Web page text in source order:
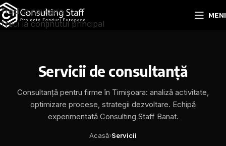
Treci la navigare
Treci la conținutul principal
Servicii de consultanță
Consultanță pentru firme în Timișoara: analiză activitate,
optimizare procese, strategii dezvoltare. Echipă
experimentată Consulting Staff Banat.
Acasă›Servicii